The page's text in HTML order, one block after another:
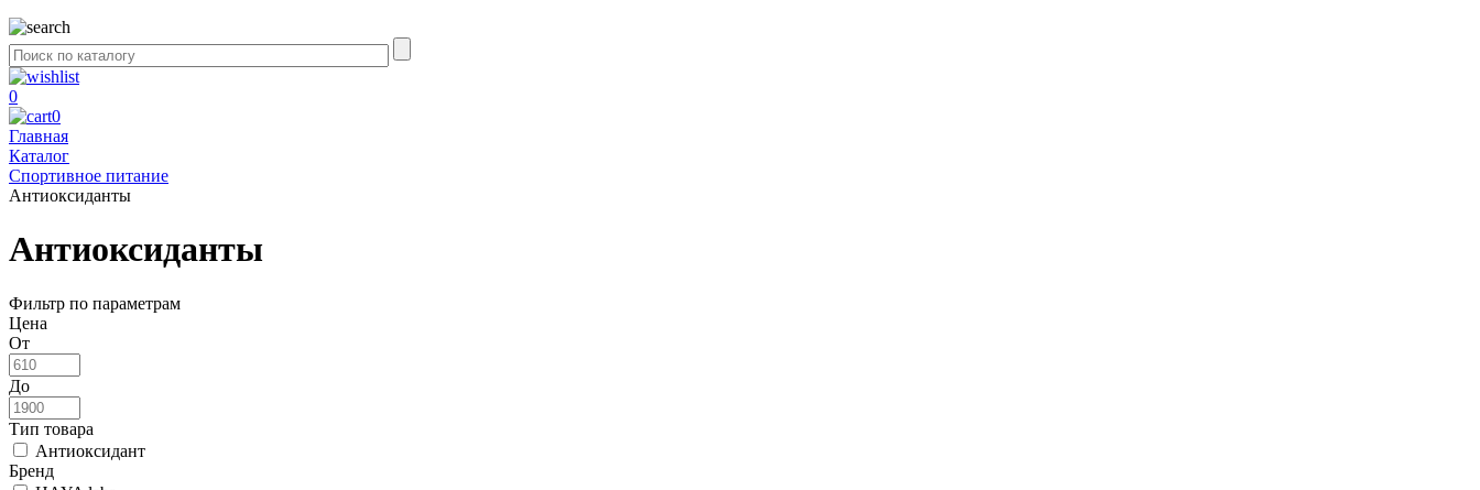
0
0
Главная
Каталог
Спортивное питание
Антиоксиданты
Антиоксиданты
Фильтр по параметрам
Цена
От
До
Тип товара
Антиоксидант
Бренд